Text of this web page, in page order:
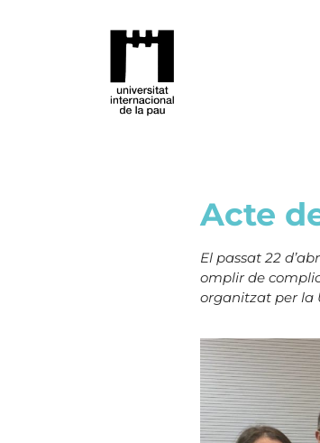
Acte
El passat 22
omplir de
organitzat per la